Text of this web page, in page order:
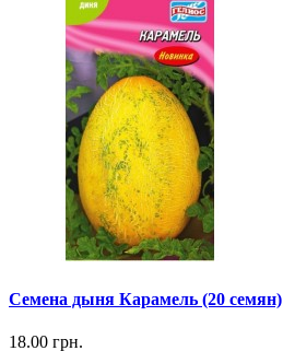
Семена дыня Карамель (20 семян)
18.00 грн.